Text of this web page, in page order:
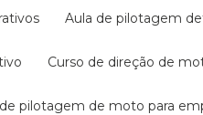
aula de pilotagem
curso de direção de
de pilotagem de moto para